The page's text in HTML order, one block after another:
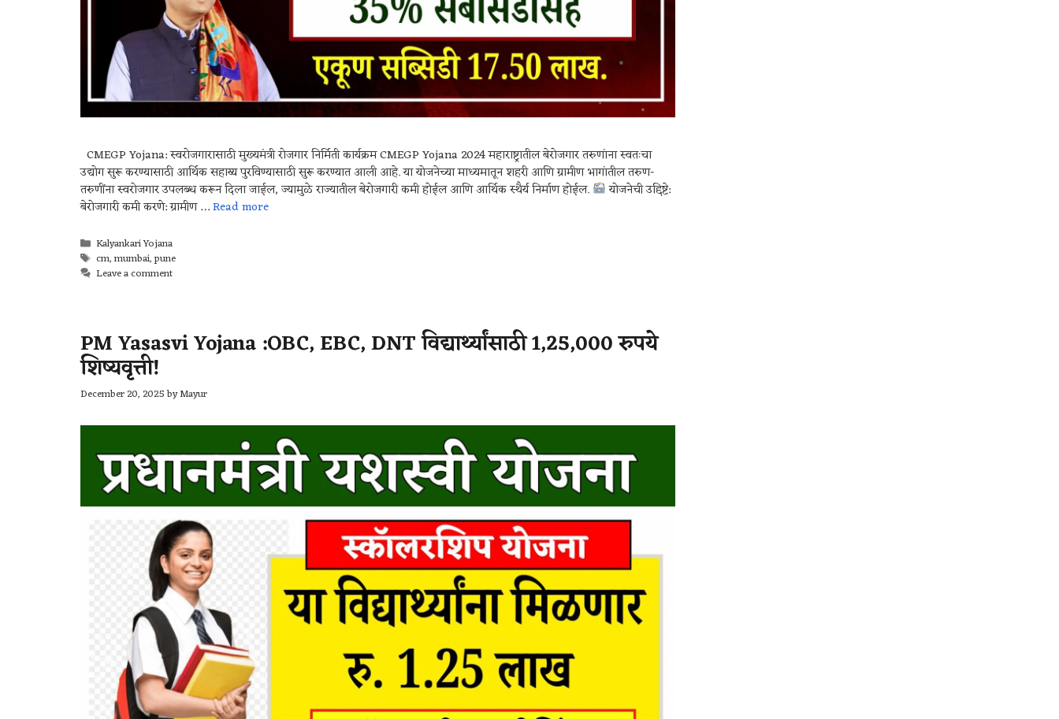
CMEGP Yojana: स्वरोजगारासाठी मुख्यमंत्री रोजगार निर्मिती कार्यक्रम CMEGP Yojana 2024 महाराष्ट्रातील बेरोजगार तरुणांना स्वतःचा
उद्योग सुरू करण्यासाठी आर्थिक सहाय्य पुरविण्यासाठी सुरू करण्यात आली आहे. या योजनेच्या माध्यमातून शहरी आणि ग्रामीण भागांतील तरुण-
तरुणींना स्वरोजगार उपलब्ध करून दिला जाईल, ज्यामुळे राज्यातील बेरोजगारी कमी होईल आणि आर्थिक स्थैर्य निर्माण होईल.
योजनेची उद्दिष्टे:
बेरोजगारी कमी करणे: ग्रामीण …Read more
Kalyankari Yojana
cm,mumbai,pune
Leave a comment
PM Yasasvi Yojana :OBC, EBC, DNT विद्यार्थ्यांसाठी 1,25,000 रुपये
शिष्यवृत्ती!
December 20, 2025byMayur